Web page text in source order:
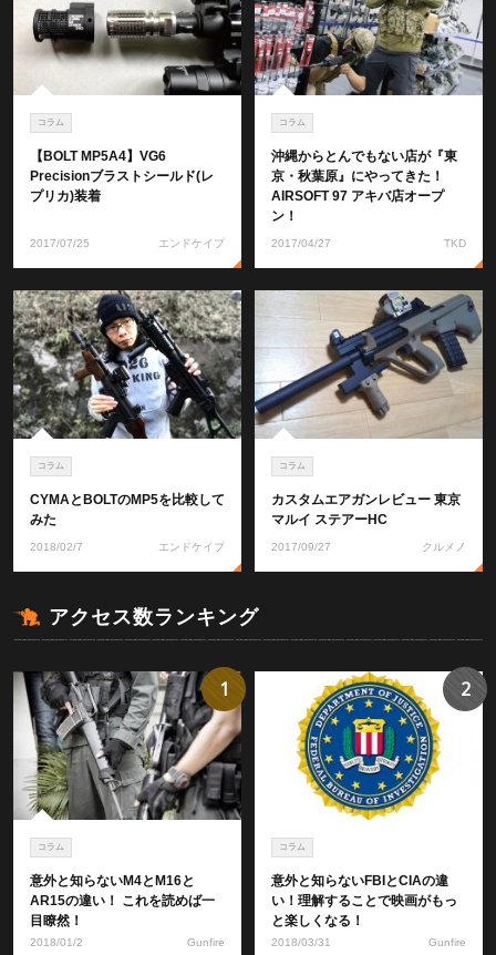
コラム
【BOLT MP5A4】VG6
Precisionブラストシールド(レ
プリカ)装着
2017/07/25 エンドケイプ
コラム
沖縄からとんでもない店が『東
京・秋葉原』にやってきた！
AIRSOFT 97 アキバ店オープ
ン！
2017/04/27 TKD
コラム
CYMAとBOLTのMP5を比較して
みた
2018/02/7 エンドケイプ
コラム
カスタムエアガンレビュー 東京
マルイ ステアーHC
2017/09/27 クルメノ
アクセス数ランキング
コラム
意外と知らないM4とM16と
AR15の違い！ これを読めば一
目瞭然！
2018/01/2 Gunfire
1
コラム
意外と知らないFBIとCIAの違
い！理解することで映画がもっ
と楽しくなる！
2018/03/31 Gunfire
2